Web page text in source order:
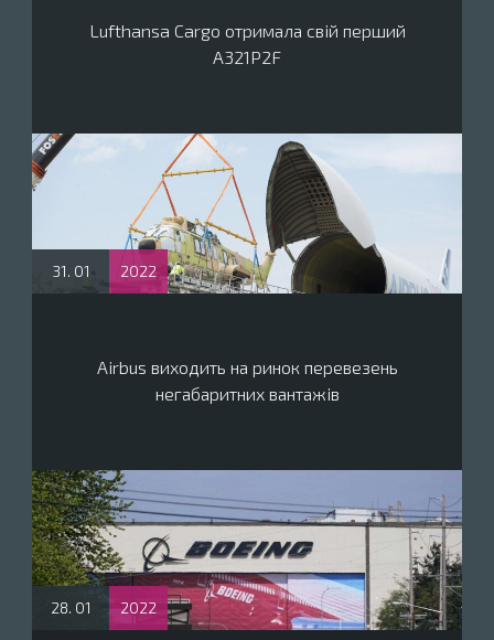
Lufthansa Cargo отримала свій перший
A321P2F
31. 01 2022
Airbus виходить на ринок перевезень
негабаритних вантажів
28. 01 2022